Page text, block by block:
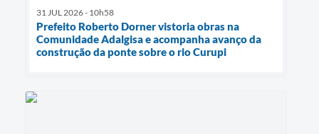
31 JUL 2026 - 10h58
Prefeito Roberto Dorner vistoria obras na
Comunidade Adalgisa e acompanha avanço da
construção da ponte sobre o rio Curupi